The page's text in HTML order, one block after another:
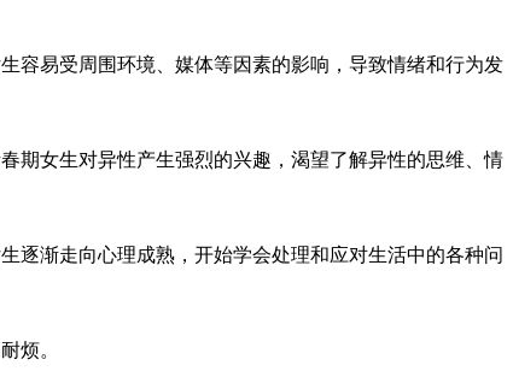
容易受周围环境、媒体等因素的影响，导致情绪和行为发
期女生对异性产生强烈的兴趣，渴望了解异性的思维、情
逐渐走向心理成熟，开始学会处理和应对生活中的各种问
烦。